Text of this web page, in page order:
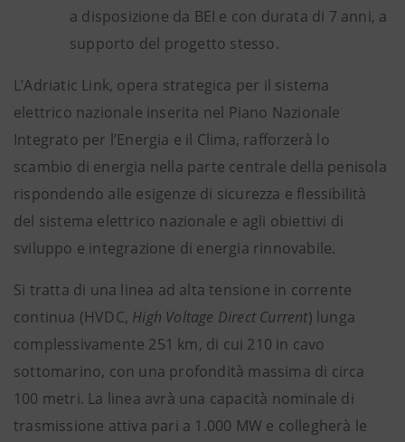
a disposizione da BEI e con durata di 7 anni, a
supporto del progetto stesso.
L’Adriatic Link, opera strategica per il sistema
elettrico nazionale inserita nel Piano Nazionale
Integrato per l’Energia e il Clima, rafforzerà lo
scambio di energia nella parte centrale della penisola
rispondendo alle esigenze di sicurezza e flessibilità
del sistema elettrico nazionale e agli obiettivi di
sviluppo e integrazione di energia rinnovabile.
Si tratta di una linea ad alta tensione in corrente
continua (HVDC, High Voltage Direct Current) lunga
complessivamente 251 km, di cui 210 in cavo
sottomarino, con una profondità massima di circa
100 metri. La linea avrà una capacità nominale di
trasmissione attiva pari a 1.000 MW e collegherà le